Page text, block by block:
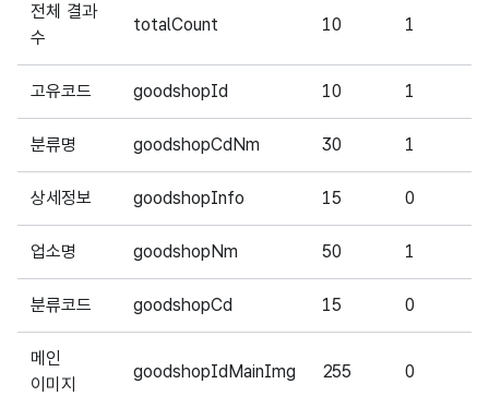
전체 결과
수
totalCount 10 1
고유코드 goodshopId 10 1
분류명 goodshopCdNm 30 1
상세정보 goodshopInfo 15 0
업소명 goodshopNm 50 1
분류코드 goodshopCd 15 0
메인
이미지
goodshopIdMainImg 255 0